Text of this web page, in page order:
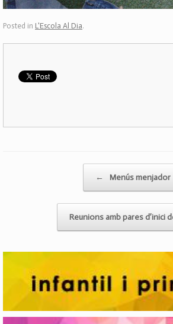
Posted in L'Escola Al Dia.
← Menús menjador
Reunions amb pares d’inici